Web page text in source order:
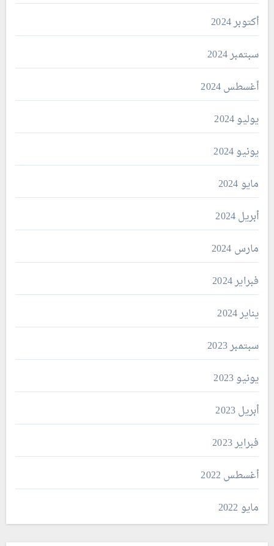
أكتوبر 2024
سبتمبر 2024
أغسطس 2024
يوليو 2024
يونيو 2024
مايو 2024
أبريل 2024
مارس 2024
فبراير 2024
يناير 2024
سبتمبر 2023
يونيو 2023
أبريل 2023
فبراير 2023
أغسطس 2022
مايو 2022